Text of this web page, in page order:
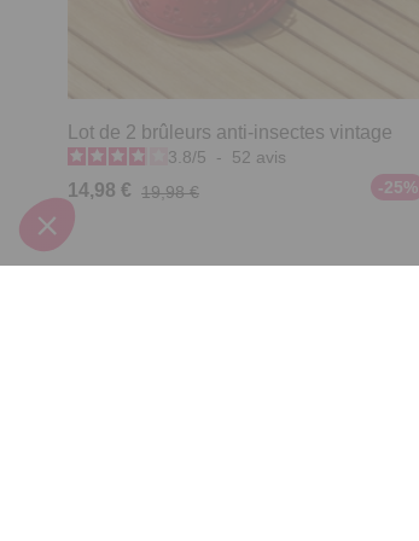
Lot de 2 brûleurs anti-insectes vintage
3.8/5 - 52 avis
14,98 € 19,98 € -25%